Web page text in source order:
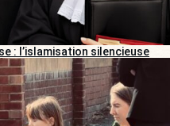
: l’islamisation silencieuse